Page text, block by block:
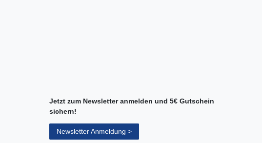
Jetzt zum Newsletter anmelden und 5€ Gutschein
sichern!
Newsletter Anmeldung >